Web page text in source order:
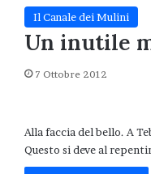
Il Canale dei Mulini
Un inutile
7 Ottobre 2012
Alla faccia del bello. A
Questo si deve al